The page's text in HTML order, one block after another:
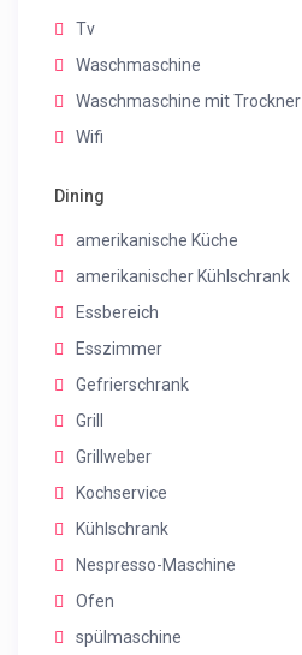
Tv
Waschmaschine
Waschmaschine mit Trockner
Wifi
Dining
amerikanische Küche
amerikanischer Kühlschrank
Essbereich
Esszimmer
Gefrierschrank
Grill
Grillweber
Kochservice
Kühlschrank
Nespresso-Maschine
Ofen
spülmaschine